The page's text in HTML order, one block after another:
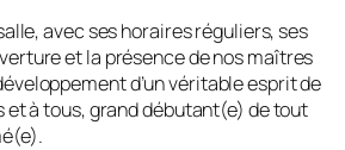
avec ses horaires réguliers, ses
et la présence de nos maîtres
d’un véritable esprit de
et à tous, grand débutant(e) de tout